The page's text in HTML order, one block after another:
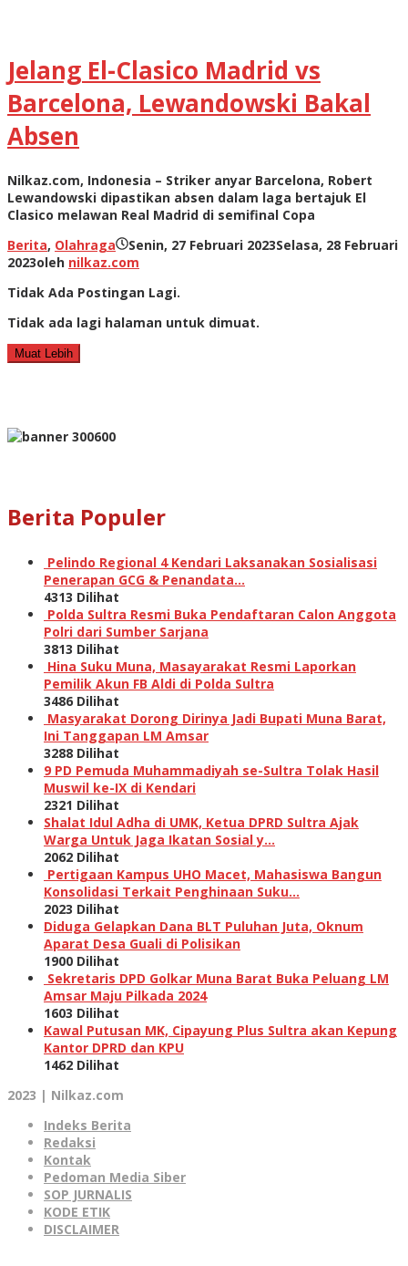
Jelang El-Clasico Madrid vs
Barcelona, Lewandowski Bakal
Absen
Nilkaz.com, Indonesia – Striker anyar Barcelona, Robert
Lewandowski dipastikan absen dalam laga bertajuk El
Clasico melawan Real Madrid di semifinal Copa
Berita, Olahraga Senin, 27 Februari 2023Selasa, 28 Februari
2023oleh nilkaz.com
Tidak Ada Postingan Lagi.
Tidak ada lagi halaman untuk dimuat.
Muat Lebih
Berita Populer
Pelindo Regional 4 Kendari Laksanakan Sosialisasi
Penerapan GCG & Penandata…
4313 Dilihat
Polda Sultra Resmi Buka Pendaftaran Calon Anggota
Polri dari Sumber Sarjana
3813 Dilihat
Hina Suku Muna, Masayarakat Resmi Laporkan
Pemilik Akun FB Aldi di Polda Sultra
3486 Dilihat
Masyarakat Dorong Dirinya Jadi Bupati Muna Barat,
Ini Tanggapan LM Amsar
3288 Dilihat
9 PD Pemuda Muhammadiyah se-Sultra Tolak Hasil
Muswil ke-IX di Kendari
2321 Dilihat
Shalat Idul Adha di UMK, Ketua DPRD Sultra Ajak
Warga Untuk Jaga Ikatan Sosial y…
2062 Dilihat
Pertigaan Kampus UHO Macet, Mahasiswa Bangun
Konsolidasi Terkait Penghinaan Suku…
2023 Dilihat
Diduga Gelapkan Dana BLT Puluhan Juta, Oknum
Aparat Desa Guali di Polisikan
1900 Dilihat
Sekretaris DPD Golkar Muna Barat Buka Peluang LM
Amsar Maju Pilkada 2024
1603 Dilihat
Kawal Putusan MK, Cipayung Plus Sultra akan Kepung
Kantor DPRD dan KPU
1462 Dilihat
2023 | Nilkaz.com
Indeks Berita
Redaksi
Kontak
Pedoman Media Siber
SOP JURNALIS
KODE ETIK
DISCLAIMER